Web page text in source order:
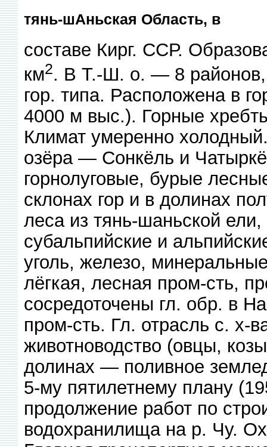
тянь-шАньская Область, в
составе Кирг. ССР.
км2. В Т.-Ш. о. — 8
гор. типа. Расположена в
4000 м выс.). Горные
Климат умеренно
озёра — Сонкёль и
горнолуговые, бурые
склонах гор и в долинах
леса из тянь-шаньской
субальпийские и
уголь, железо,
лёгкая, лесная пром-сть,
сосредоточены гл. обр. в
пром-сть. Гл. отрасль с. х-
животноводство (овцы,
долинах — поливное
5-му пятилетнему плану
продолжение работ по
водохранилища на р. Чу.